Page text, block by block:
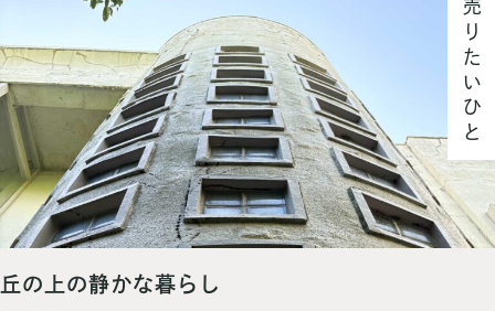
売りたいひと
丘の上の静かな暮らし